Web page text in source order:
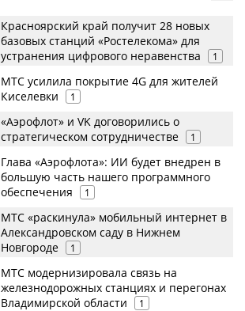
Красноярский край получит 28 новых
базовых станций «Ростелекома» для
устранения цифрового неравенства
1
МТС усилила покрытие 4G для жителей
Киселевки
1
«Аэрофлот» и VK договорились о
стратегическом сотрудничестве
1
Глава «Аэрофлота»: ИИ будет внедрен в
большую часть нашего программного
обеспечения
1
МТС «раскинула» мобильный интернет в
Александровском саду в Нижнем
Новгороде
1
МТС модернизировала связь на
железнодорожных станциях и перегонах
Владимирской области
1